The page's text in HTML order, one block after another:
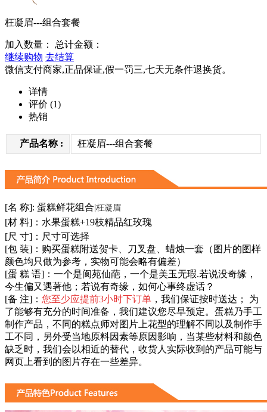
枉凝眉---组合套餐
加入数量： 总计金额：
继续购物 去结算
微信支付商家,正品保证,假一罚三,七天无条件退换货。
详情
评价 (1)
热销
产品名称 : 枉凝眉---组合套餐
[名 称]: 蛋糕鲜花组合|枉凝眉
[材 料]： 水果蛋糕+19枝精品红玫瑰
[尺 寸]： 尺寸可选择
[包 装]：购买蛋糕附送贺卡、刀叉盘、蜡烛一套（图片的图样
颜色均只做为参考，实物可能会略有偏差）
[蛋 糕 语]： 一个是阆苑仙葩，一个是美玉无瑕.若说没奇缘，
今生偏又遇著他；若说有奇缘，如何心事终虚话？
[备 注]： 您至少应提前3小时下订单 ，我们保证按时送达； 为
了能够有充分的时间准备，我们建议您尽早预定。蛋糕乃手工
制作产品，不同的糕点师对图片上花型的理解不同以及制作手
工不同，另外受当地原料因素等原因影响，当某些材料和颜色
缺乏时，我们会以相近的替代，收货人实际收到的产品可能与
网页上看到的图片存在一些差异。